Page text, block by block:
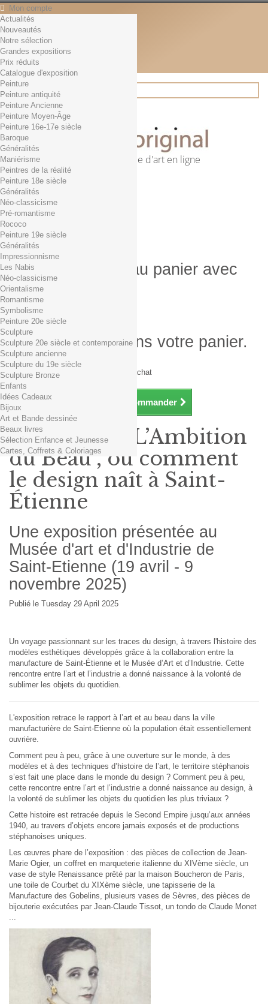
Mon compte
Contact
Français
English
Français
Actualités
Rechercher
Première librairie d'art en ligne
Panier (vide)
Aucun produit
0,01€ dès 29€ d'achat
0,00 € Total
Commander
Produit ajouté au panier avec
succès
Quantité
Total
Il y a 1 produit dans votre panier.
Total produits TTC
Frais de port TTC
0,01€ dès 29€ d'achat
Total TTC
Continuer mes achats Commander
Actualités
Nouveautés
Notre sélection
Grandes expositions
Prix réduits
Catalogue d'exposition
Peinture
Peinture antiquité
Peinture Ancienne
Peinture Moyen-Âge
Peinture 16e-17e siècle
Baroque
Généralités
Maniérisme
Peintres de la réalité
Peinture 18e siècle
Généralités
Néo-classicisme
Pré-romantisme
Rococo
Peinture 19e siècle
Généralités
Impressionnisme
Les Nabis
Néo-classicisme
Orientalisme
Romantisme
Symbolisme
Peinture 20e siècle
Sculpture
Sculpture 20e siècle et contemporaine
Sculpture ancienne
Sculpture du 19e siècle
Sculpture Bronze
Enfants
Idées Cadeaux
Bijoux
Art et Bande dessinée
Beaux livres
Sélection Enfance et Jeunesse
Cartes, Coffrets & Coloriages
Exposition "L’Ambition
du Beau", ou comment
le design naît à Saint-
Étienne
Une exposition présentée au
Musée d'art et d'Industrie de
Saint-Etienne (19 avril - 9
novembre 2025)
Publié le Tuesday 29 April 2025
Un voyage passionnant sur les traces du design, à travers l'histoire des
modèles esthétiques développés grâce à la collaboration entre la
manufacture de Saint-Étienne et le Musée d’Art et d’Industrie. Cette
rencontre entre l’art et l’industrie a donné naissance à la volonté de
sublimer les objets du quotidien.
L'exposition retrace le rapport à l’art et au beau dans la ville
manufacturière de Saint-Etienne où la population était essentiellement
ouvrière.
Comment peu à peu, grâce à une ouverture sur le monde, à des
modèles et à des techniques d’histoire de l’art, le territoire stéphanois
s’est fait une place dans le monde du design ? Comment peu à peu,
cette rencontre entre l’art et l’industrie a donné naissance au design, à
la volonté de sublimer les objets du quotidien les plus triviaux ?
Cette histoire est retracée depuis le Second Empire jusqu’aux années
1940, au travers d’objets encore jamais exposés et de productions
stéphanoises uniques.
Les œuvres phare de l’exposition : des pièces de collection de Jean-
Marie Ogier, un coffret en marqueterie italienne du XIVème siècle, un
vase de style Renaissance prêté par la maison Boucheron de Paris,
une toile de Courbet du XIXème siècle, une tapisserie de la
Manufacture des Gobelins, plusieurs vases de Sèvres, des pièces de
bijouterie exécutées par Jean-Claude Tissot, un tondo de Claude Monet
...